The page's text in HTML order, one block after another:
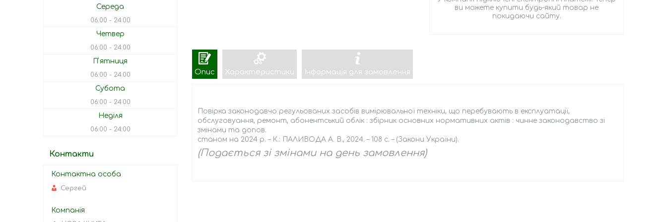
ви можете купити будь-який товар не
покидаючи сайту.
Опис Характеристики Інформація для замовлення
Повірка законодавчо регульованих засобів вимірювальної техніки, що перебувають в експлуатації,
обслуговуання, ремонт, абонентський облік : збірник основних нормативних актів : чинне законодавство зі
змінами та допов.
станом на 2024 р. – К.: ПАЛИВОДА А. В., 2024. – 108 с. – (Закони України).
(Подається зі змінами на день замовлення)
Середа
06:00 24:00
Четвер
06:00 24:00
Пʼятниця
06:00 24:00
Субота
06:00 24:00
Неділя
06:00 24:00
Контакти
Сергей